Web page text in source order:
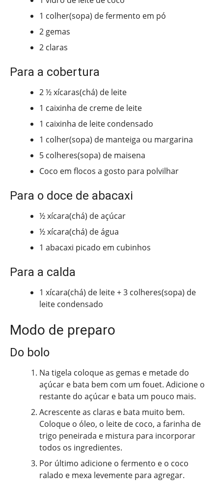
1 colher(sopa) de fermento em pó
2 gemas
2 claras
Para a cobertura
2 ½ xícaras(chá) de leite
1 caixinha de creme de leite
1 caixinha de leite condensado
1 colher(sopa) de manteiga ou margarina
5 colheres(sopa) de maisena
Coco em flocos a gosto para polvilhar
Para o doce de abacaxi
½ xícara(chá) de açúcar
½ xícara(chá) de água
1 abacaxi picado em cubinhos
Para a calda
1 xícara(chá) de leite + 3 colheres(sopa) de
leite condensado
Modo de preparo
Do bolo
Na tigela coloque as gemas e metade do
açúcar e bata bem com um fouet. Adicione o
restante do açúcar e bata um pouco mais.
Acrescente as claras e bata muito bem.
Coloque o óleo, o leite de coco, a farinha de
trigo peneirada e mistura para incorporar
todos os ingredientes.
Por último adicione o fermento e o coco
ralado e mexa levemente para agregar.